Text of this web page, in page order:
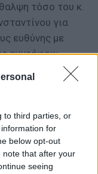
to third parties, or
for
below opt-out
note that after your
seeing
τόσο του κ.
για
ευθύνης με
εγγράφου».
τις εργασίες
πρόσωπα
μεταξύ αυτών
και